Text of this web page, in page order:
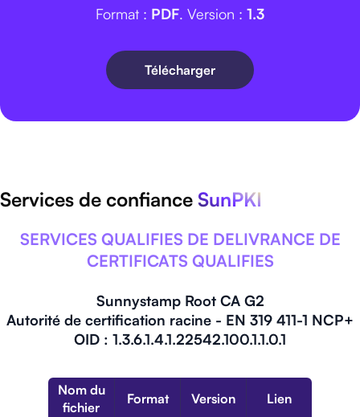
Format : PDF. Version : 1.3
Télécharger
Services de confiance SunPKI
SERVICES QUALIFIES DE DELIVRANCE DE
CERTIFICATS QUALIFIES
Sunnystamp Root CA G2
Autorité de certification racine - EN 319 411-1 NCP+
OID : 1.3.6.1.4.1.22542.100.1.1.0.1
Nom du
fichier
Format Version Lien